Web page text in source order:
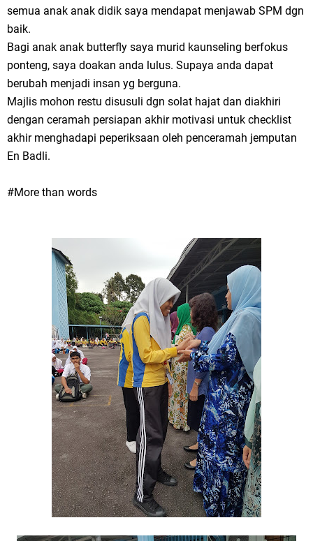
semua anak anak didik saya mendapat menjawab SPM dgn
baik.
Bagi anak anak butterfly saya murid kaunseling berfokus
ponteng, saya doakan anda lulus. Supaya anda dapat
berubah menjadi insan yg berguna.
Majlis mohon restu disusuli dgn solat hajat dan diakhiri
dengan ceramah persiapan akhir motivasi untuk checklist
akhir menghadapi peperiksaan oleh penceramah jemputan
En Badli.
#More than words